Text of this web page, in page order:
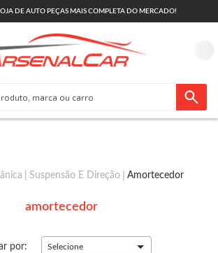
DE AUTO PEÇAS MAIS COMPLETA DO MERCADO!
Suspensão E Direção Amortecedor
amortecedor
por: Selecione